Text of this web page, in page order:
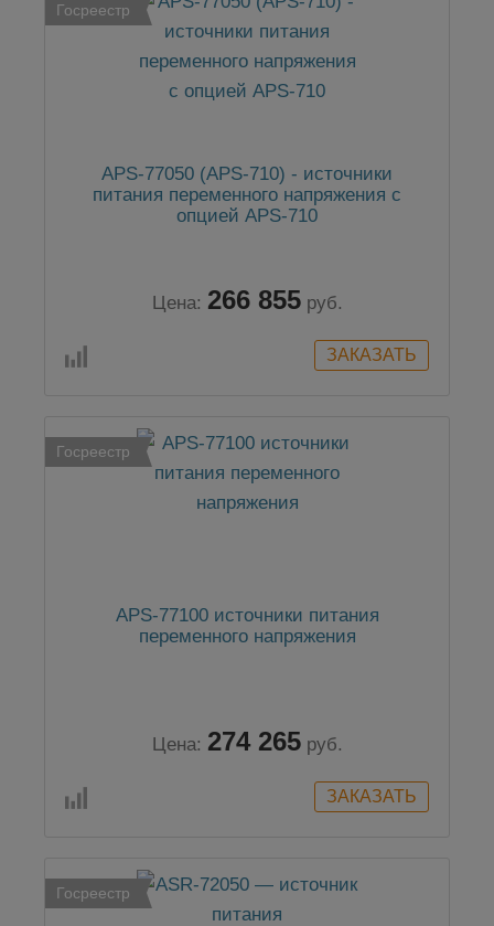
Госреестр
APS-77050 (APS-710) - источники
питания переменного напряжения с
опцией APS-710
Цена: 266 855 руб.
Госреестр
APS-77100 источники питания
переменного напряжения
Цена: 274 265 руб.
Госреестр